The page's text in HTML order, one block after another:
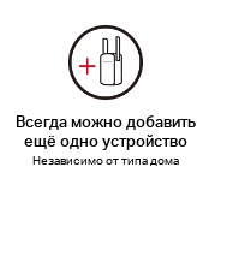
Всегда можно добавить
ещё одно устройство
Независимо от типа дома